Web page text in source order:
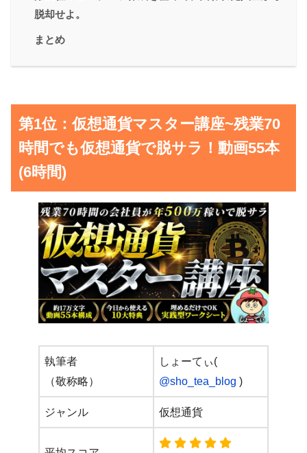
脱却せよ。
まとめ
第1位：仮想通貨マスター講座~残業70
時間でも仮想通貨で脱サラ！動画55本
(6時間)
執筆者
（敬称略）
しょーてぃ(
@sho_tea_blog )
ジャンル 仮想通貨